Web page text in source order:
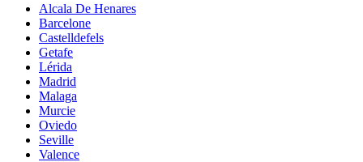
Alcala De Henares
Barcelone
Castelldefels
Getafe
Lérida
Madrid
Malaga
Murcie
Oviedo
Seville
Valence